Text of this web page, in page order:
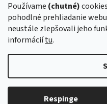
Používame (chutné)
pohodlné prehliadanie
neustále zlepšovali jeho
informáciítu.
Respinge
Urmărire pe
Drepturi de autor 2026
. Toate drepturile